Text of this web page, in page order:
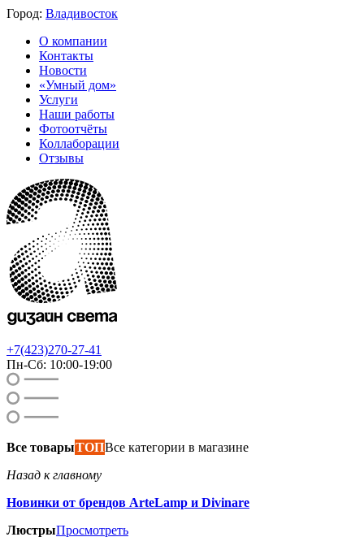
Город: Владивосток
О компании
Контакты
Новости
«Умный дом»
Услуги
Наши работы
Фотоотчёты
Коллаборации
Отзывы
+7(423)270-27-41
Пн-Сб: 10:00-19:00
Все товарыТОПВсе категории в магазине
Назад к главному
Новинки от брендов ArteLamp и Divinare
ЛюстрыПросмотреть